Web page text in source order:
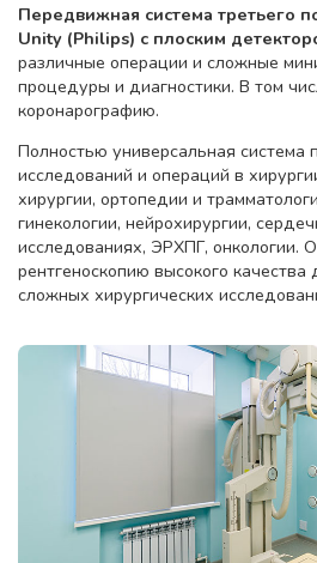
Передвижная система третьего
Unity (Philips) с плоским
различные операции и сложные
процедуры и диагностики. В том
коронарографию.
Полностью универсальная система
исследований и операций в
хирургии, ортопедии и
гинекологии, нейрохирургии,
исследованиях, ЭРХПГ, онкологии.
рентгеноскопию высокого
сложных хирургических